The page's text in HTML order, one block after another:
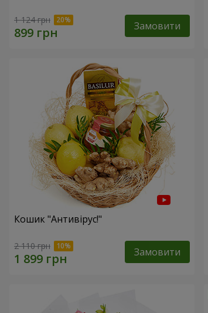
1 124 грн Замовити
Кошик "Антивірус!"
2 110 грн Замовити